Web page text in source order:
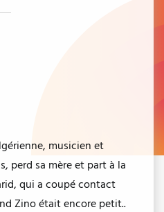
musicien et
perd sa mère et part à la
qui a coupé contact
Zino était encore petit..